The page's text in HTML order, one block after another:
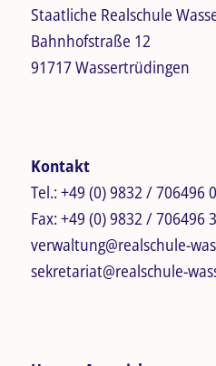
Staatliche Realschule
Bahnhofstraße 12
91717 Wassertrüdingen
Kontakt
Tel.: +49 (0) 9832 / 706496 0
Fax: +49 (0) 9832 / 706496
verwaltung@realschule-
sekretariat@realschule-